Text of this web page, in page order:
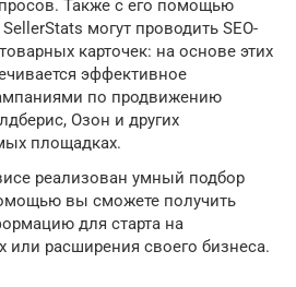
Также с его помощью
могут проводить SEO-
карточек: на основе этих
эффективное
по продвижению
Озон и других
площадках.
реализован умный подбор
вы сможете получить
для старта на
или расширения своего бизнеса.